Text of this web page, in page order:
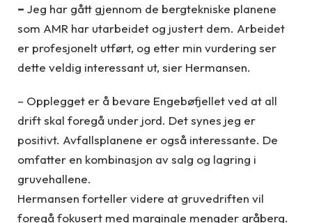
– Jeg har gått gjennom de bergtekniske planene
som AMR har utarbeidet og justert dem. Arbeidet
er profesjonelt utført, og etter min vurdering ser
dette veldig interessant ut, sier Hermansen.
– Opplegget er å bevare Engebøfjellet ved at all
drift skal foregå under jord. Det synes jeg er
positivt. Avfallsplanene er også interessante. De
omfatter en kombinasjon av salg og lagring i
gruvehallene.
Hermansen forteller videre at gruvedriften vil
foregå fokusert med marginale mengder gråberg.